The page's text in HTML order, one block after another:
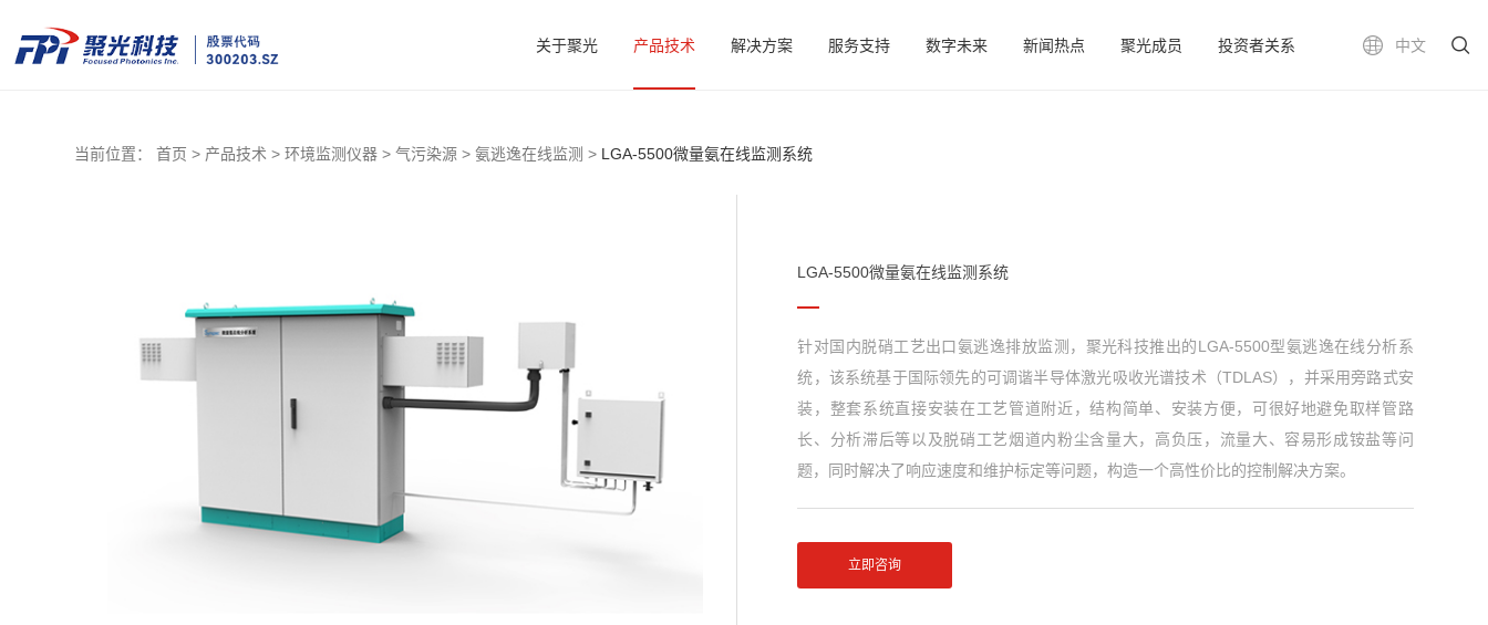
中文
关于聚光 产品技术 解决方案 服务支持 数字未来 新闻热点 聚光成员 投资者关系
当前位置： 首页 > 产品技术 > 环境监测仪器 > 气污染源 > 氨逃逸在线监测 > LGA-5500微量氨在线监测系统
LGA-5500微量氨在线监测系统
针对国内脱硝工艺出口氨逃逸排放监测，聚光科技推出的LGA-5500型氨逃逸在线分析系
统，该系统基于国际领先的可调谐半导体激光吸收光谱技术（TDLAS），并采用旁路式安
装，整套系统直接安装在工艺管道附近，结构简单、安装方便，可很好地避免取样管路
长、分析滞后等以及脱硝工艺烟道内粉尘含量大，高负压，流量大、容易形成铵盐等问
题，同时解决了响应速度和维护标定等问题，构造一个高性价比的控制解决方案。
立即咨询